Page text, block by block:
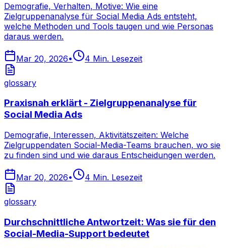
Demografie, Verhalten, Motive: Wie eine
Zielgruppenanalyse für Social Media Ads entsteht,
welche Methoden und Tools taugen und wie Personas
daraus werden.
Mar 20, 2026• 4 Min. Lesezeit
glossary
Praxisnah erklärt - Zielgruppenanalyse für
Social Media Ads
Demografie, Interessen, Aktivitätszeiten: Welche
Zielgruppendaten Social-Media-Teams brauchen, wo sie
zu finden sind und wie daraus Entscheidungen werden.
Mar 20, 2026• 4 Min. Lesezeit
glossary
Durchschnittliche Antwortzeit: Was sie für den
Social-Media-Support bedeutet